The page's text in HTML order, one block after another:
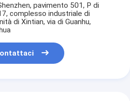
pavimento 501, P di
complesso industriale di
di Xintian, via di Guanhu,